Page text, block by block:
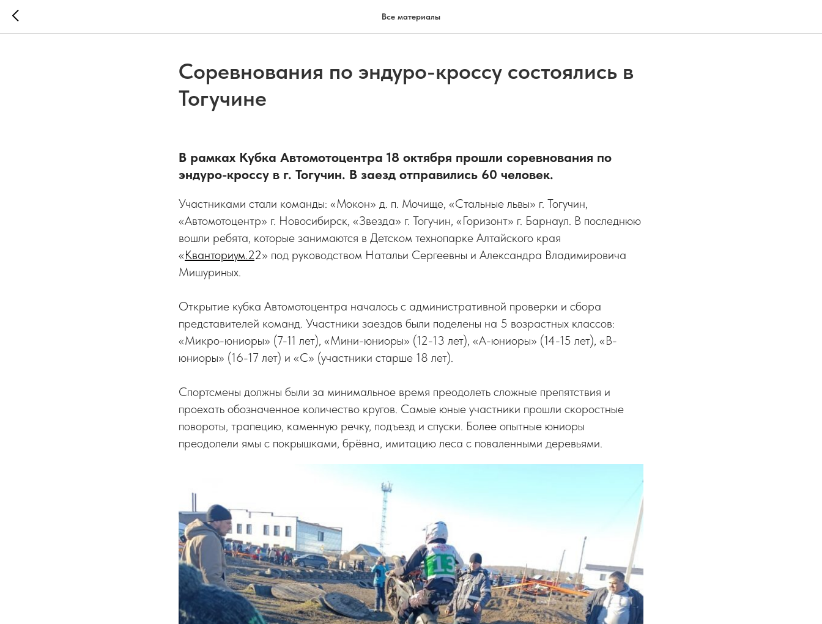
Все материалы
Соревнования по эндуро-кроссу состоялись в
Тогучине
В рамках Кубка Автомотоцентра 18 октября прошли соревнования по
эндуро-кроссу в г. Тогучин. В заезд отправились 60 человек.
Участниками стали команды: «Мокон» д. п. Мочище, «Стальные львы» г. Тогучин,
«Автомотоцентр» г. Новосибирск, «Звезда» г. Тогучин, «Горизонт» г. Барнаул. В последнюю
вошли ребята, которые занимаются в Детском технопарке Алтайского края
«Кванториум.22» под руководством Натальи Сергеевны и Александра Владимировича
Мишуриных.
Открытие кубка Автомотоцентра началось с административной проверки и сбора
представителей команд. Участники заездов были поделены на 5 возрастных классов:
«Микро-юниоры» (7-11 лет), «Мини-юниоры» (12-13 лет), «А-юниоры» (14-15 лет), «В-
юниоры» (16-17 лет) и «С» (участники старше 18 лет).
Спортсмены должны были за минимальное время преодолеть сложные препятствия и
проехать обозначенное количество кругов. Самые юные участники прошли скоростные
повороты, трапецию, каменную речку, подъезд и спуски. Более опытные юниоры
преодолели ямы с покрышками, брёвна, имитацию леса с поваленными деревьями.